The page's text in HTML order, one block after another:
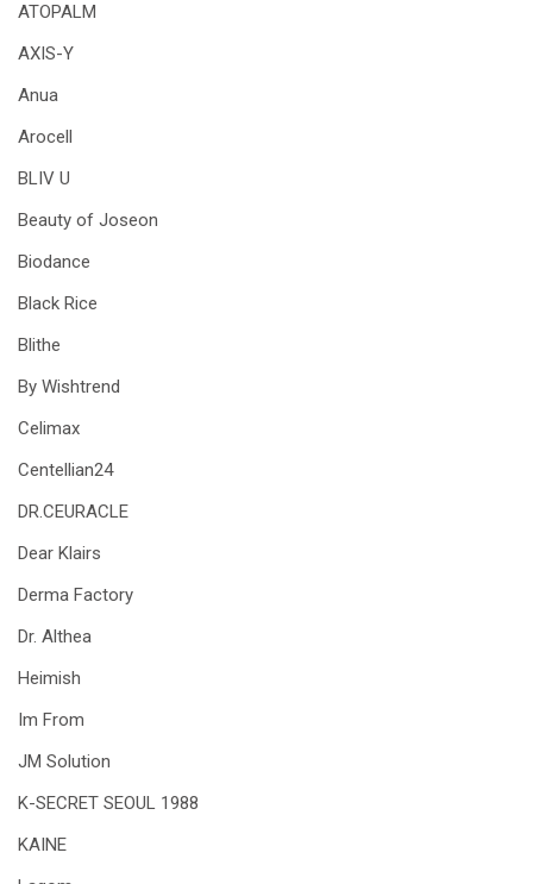
ATOPALM
AXIS-Y
Anua
Arocell
BLIV U
Beauty of Joseon
Biodance
Black Rice
Blithe
By Wishtrend
Celimax
Centellian24
DR.CEURACLE
Dear Klairs
Derma Factory
Dr. Althea
Heimish
Im From
JM Solution
K-SECRET SEOUL 1988
KAINE